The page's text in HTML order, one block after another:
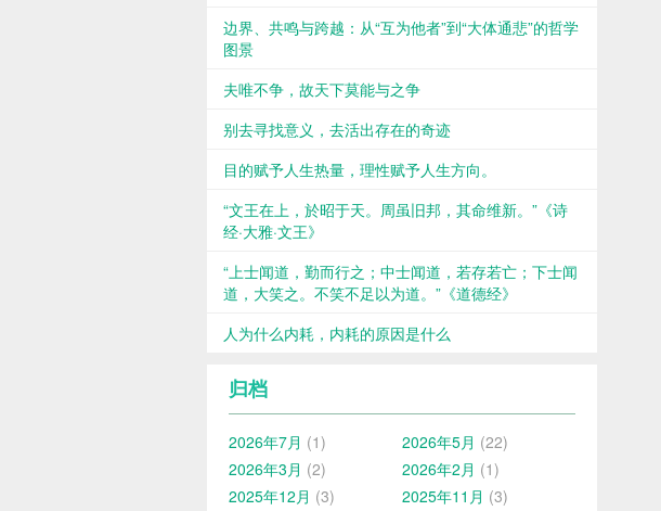
边界、共鸣与跨越：从“互为他者”到“大体通悲”的哲学
图景
夫唯不争，故天下莫能与之争
别去寻找意义，去活出存在的奇迹
目的赋予人生热量，理性赋予人生方向。
“文王在上，於昭于天。周虽旧邦，其命维新。”《诗
经·大雅·文王》
“上士闻道，勤而行之；中士闻道，若存若亡；下士闻
道，大笑之。不笑不足以为道。”《道德经》
人为什么内耗，内耗的原因是什么
归档
2026年7月 (1) 2026年5月 (22)
2026年3月 (2) 2026年2月 (1)
2025年12月 (3) 2025年11月 (3)